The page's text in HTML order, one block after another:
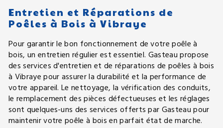
Entretien et Réparations de
Poêles à Bois à Vibraye
Pour garantir le bon fonctionnement de votre poêle à
bois, un entretien régulier est essentiel. Gasteau propose
des services d'entretien et de réparations de poêles à bois
à Vibraye pour assurer la durabilité et la performance de
votre appareil. Le nettoyage, la vérification des conduits,
le remplacement des pièces défectueuses et les réglages
sont quelques-uns des services offerts par Gasteau pour
maintenir votre poêle à bois en parfait état de marche.